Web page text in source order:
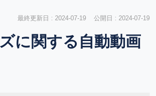
最終更新日 : 2024-07-19 公開日 : 2024-07-19
に関する自動動画